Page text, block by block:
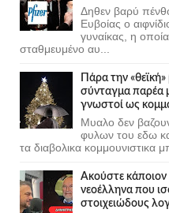
Δηθεν βαρύ
Ευβοίας ο
γυναίκας, η
σταθμευμένο αυ...
Πάρα την
σύνταγμα παρέα
γνωστοί ως
Μυαλο δεν
φυλων του εδω
τα διαβολικα κομμουνιστικα
Ακούστε κάποιον
νεοέλληνα που
στοιχειώδους